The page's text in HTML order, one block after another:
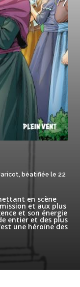
béatifiée le 22
en scène
et aux plus
et son énergie
entier et des plus
une héroïne des